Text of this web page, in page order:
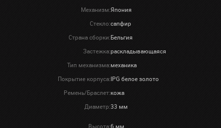
Механизм:Япония
Стекло:сапфир
Страна сборки:Бельгия
Застежка:раскладывающаяся
Тип механизма:механика
Покрытие корпуса:IPG белое золото
Ремень/Браслет:кожа
Диаметр:33 мм
Высота:6 мм